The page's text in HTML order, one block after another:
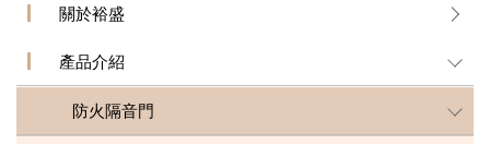
關於裕盛
產品介紹
防火隔音門